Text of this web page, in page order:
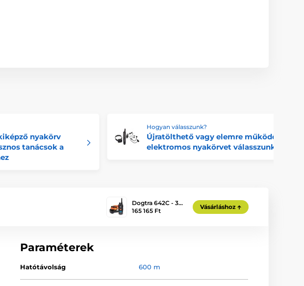
nyakörv
tanácsok a
Hogyan válasszunk?
Újratölthető vagy elemre működő
elektromos nyakörvet válasszunk?
Dogtra 642C - 3…
165 165 Ft
Vásárláshoz
Paraméterek
Hatótávolság 600 m